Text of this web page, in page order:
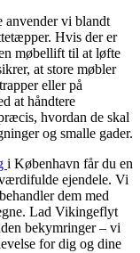
anvender vi blandt
Hvis der er
møbellift til at løfte
at store møbler
eller på
at håndtere
hvordan de skal
og smalle gader.
i København får du en
ejendele. Vi
dem med
Lad Vikingeflyt
bekymringer – vi
for dig og dine